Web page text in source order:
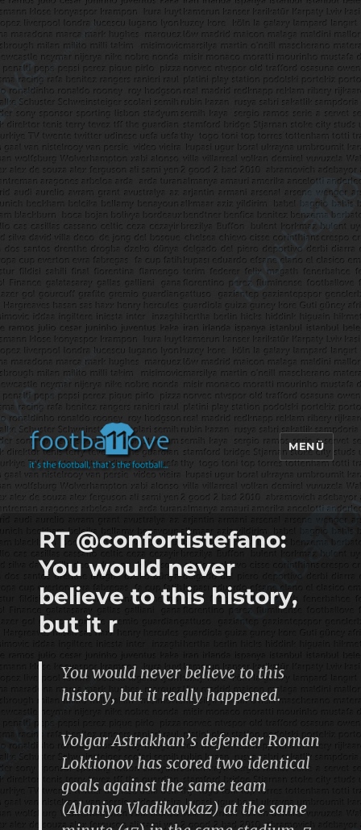
footbaLLove
MENÜ
RT @confortistefano:
You would never
believe to this history,
but it r
You would never believe to this
history, but it really happened.
Volgar Astrakhan’s defender Roman
Loktionov has scored two identical
goals against the same team
(Alaniya Vladikavkaz) at the same